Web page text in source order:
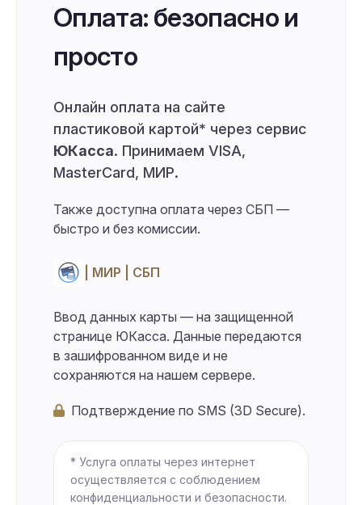
Оплата: безопасно и
просто
Онлайн оплата на сайте
пластиковой картой* через сервис
ЮКасса. Принимаем VISA,
MasterCard, МИР.
Также доступна оплата через СБП —
быстро и без комиссии.
| МИР | СБП
Ввод данных карты — на защищенной
странице ЮКасса. Данные передаются
в зашифрованном виде и не
сохраняются на нашем сервере.
Подтверждение по SMS (3D Secure).
* Услуга оплаты через интернет
осуществляется с соблюдением
конфиденциальности и безопасности.